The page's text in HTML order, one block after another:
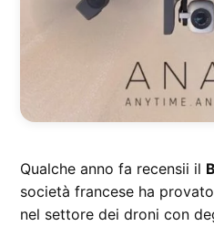
Qualche anno fa recensii il
società francese ha
nel settore dei droni con